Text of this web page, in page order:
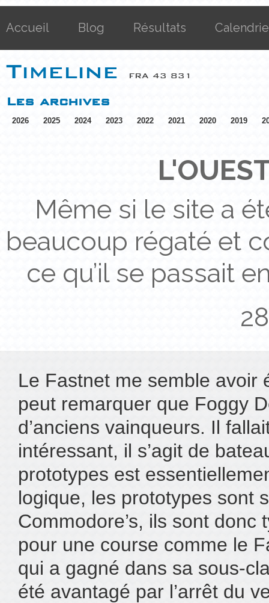
Accueil Blog Résultats
Timeline FRA 43 831
Les archives
2026 2025 2024 2023 2022 2021 2020 2019
Même si le site a
beaucoup régaté et
ce qu’il se passait
Le Fastnet me semble avoir
peut remarquer que Foggy
d’anciens vainqueurs. Il
intéressant, il s’agit de
prototypes est
logique, les prototypes sont
Commodore’s, ils sont
pour une course comme le
qui a gagné dans sa sous-
été avantagé par l’arrêt du